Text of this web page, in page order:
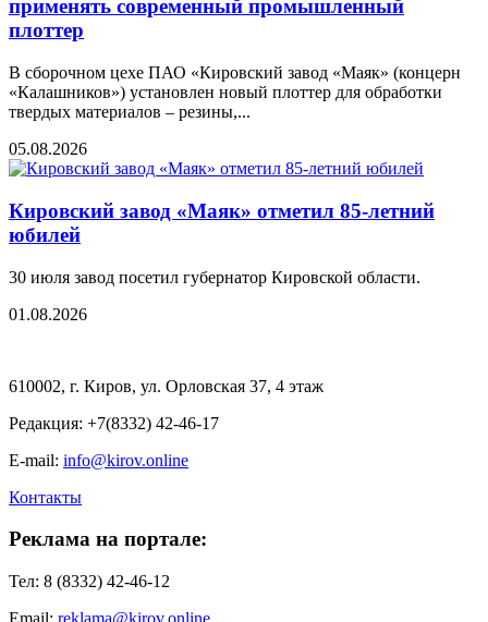
применять современный промышленный
плоттер
В сборочном цехе ПАО «Кировский завод «Маяк» (концерн
«Калашников») установлен новый плоттер для обработки
твердых материалов – резины,...
05.08.2026
Кировский завод «Маяк» отметил 85-летний
юбилей
30 июля завод посетил губернатор Кировской области.
01.08.2026
610002, г. Киров, ул. Орловская 37, 4 этаж
Редакция: +7(8332) 42-46-17
E-mail: info@kirov.online
Контакты
Реклама на портале:
Тел: 8 (8332) 42-46-12
Email: reklama@kirov.online